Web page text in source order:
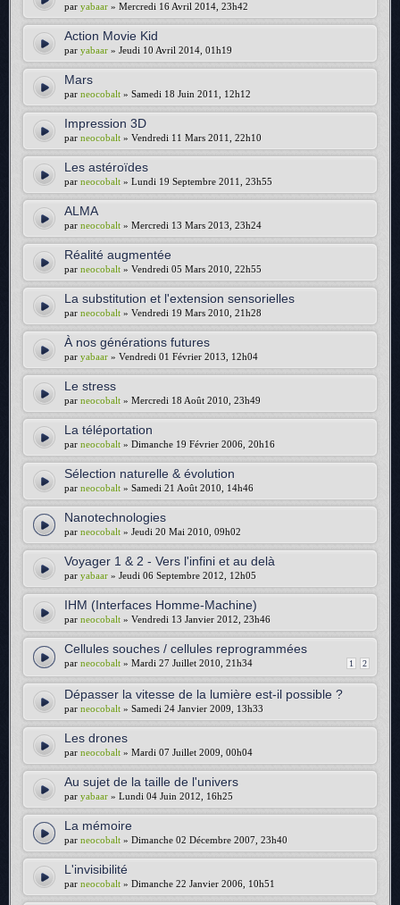
par yabaar » Mercredi 16 Avril 2014, 23h42
Action Movie Kid
par yabaar » Jeudi 10 Avril 2014, 01h19
Mars
par neocobalt » Samedi 18 Juin 2011, 12h12
Impression 3D
par neocobalt » Vendredi 11 Mars 2011, 22h10
Les astéroïdes
par neocobalt » Lundi 19 Septembre 2011, 23h55
ALMA
par neocobalt » Mercredi 13 Mars 2013, 23h24
Réalité augmentée
par neocobalt » Vendredi 05 Mars 2010, 22h55
La substitution et l'extension sensorielles
par neocobalt » Vendredi 19 Mars 2010, 21h28
À nos générations futures
par yabaar » Vendredi 01 Février 2013, 12h04
Le stress
par neocobalt » Mercredi 18 Août 2010, 23h49
La téléportation
par neocobalt » Dimanche 19 Février 2006, 20h16
Sélection naturelle & évolution
par neocobalt » Samedi 21 Août 2010, 14h46
Nanotechnologies
par neocobalt » Jeudi 20 Mai 2010, 09h02
Voyager 1 & 2 - Vers l'infini et au delà
par yabaar » Jeudi 06 Septembre 2012, 12h05
IHM (Interfaces Homme-Machine)
par neocobalt » Vendredi 13 Janvier 2012, 23h46
Cellules souches / cellules reprogrammées
1 2
par neocobalt » Mardi 27 Juillet 2010, 21h34
Dépasser la vitesse de la lumière est-il possible ?
par neocobalt » Samedi 24 Janvier 2009, 13h33
Les drones
par neocobalt » Mardi 07 Juillet 2009, 00h04
Au sujet de la taille de l'univers
par yabaar » Lundi 04 Juin 2012, 16h25
La mémoire
par neocobalt » Dimanche 02 Décembre 2007, 23h40
L'invisibilité
par neocobalt » Dimanche 22 Janvier 2006, 10h51